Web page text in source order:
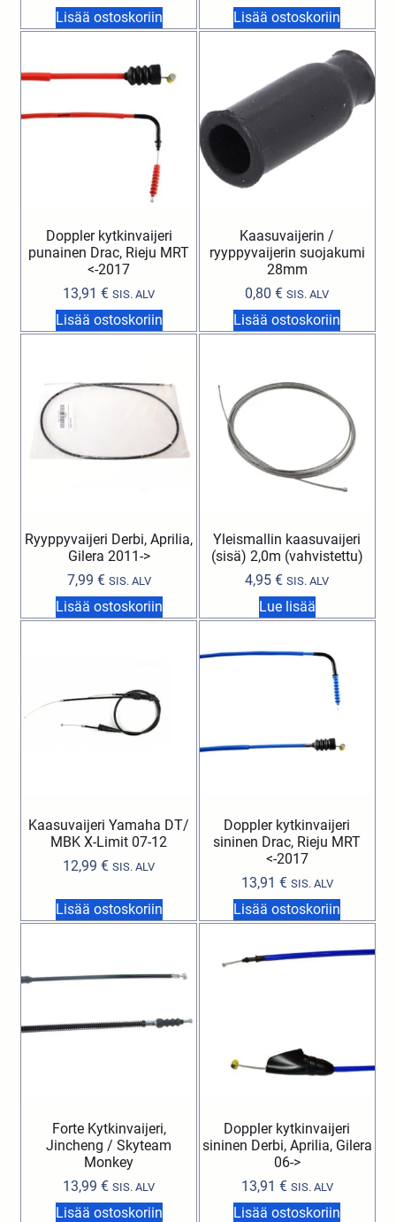
Lisää ostoskoriin Lisää ostoskoriin
Doppler kytkinvaijeri
punainen Drac, Rieju MRT
<-2017
13,91€ SIS. ALV
Lisää ostoskoriin
Kaasuvaijerin /
ryyppyvaijerin suojakumi
28mm
0,80€ SIS. ALV
Lisää ostoskoriin
Ryyppyvaijeri Derbi, Aprilia,
Gilera 2011->
7,99 € SIS. ALV
Lisää ostoskoriin
Yleismallin kaasuvaijeri
(sisä) 2,0m (vahvistettu)
4,95€ SIS. ALV
Lue lisää
Kaasuvaijeri Yamaha DT/
MBK X-Limit 07-12
12,99€ SIS. ALV
Lisää ostoskoriin
Doppler kytkinvaijeri
sininen Drac, Rieju MRT
<-2017
13,91 € SIS. ALV
Lisää ostoskoriin
Forte Kytkinvaijeri,
Jincheng / Skyteam
Monkey
13,99€ SIS. ALV
Lisää ostoskoriin
Doppler kytkinvaijeri
sininen Derbi, Aprilia, Gilera
06->
13,91 € SIS. ALV
Lisää ostoskoriin